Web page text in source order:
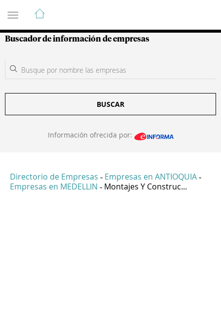
Guía de Empresas Colombianas
Buscador de información de empresas
BUSCAR
Información ofrecida por:
Directorio de Empresas - Empresas en ANTIOQUIA -
Empresas en MEDELLIN - Montajes Y Construc...